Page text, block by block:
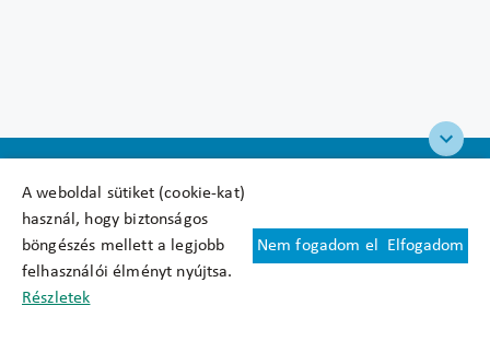
A weboldal sütiket (cookie-kat)
használ, hogy biztonságos
böngészés mellett a legjobb
felhasználói élményt nyújtsa.
Részletek
Nem fogadom el Elfogadom
Felhasználási feltételek